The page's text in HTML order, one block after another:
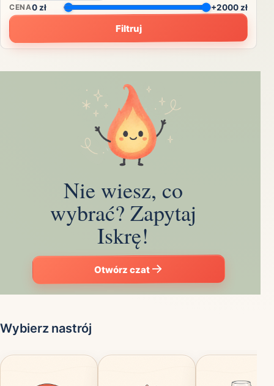
CENA0zł +2000 zł
Filtruj
Nie wiesz, co
wybrać? Zapytaj
Iskrę!
Otwórz czat
Wybierz nastrój